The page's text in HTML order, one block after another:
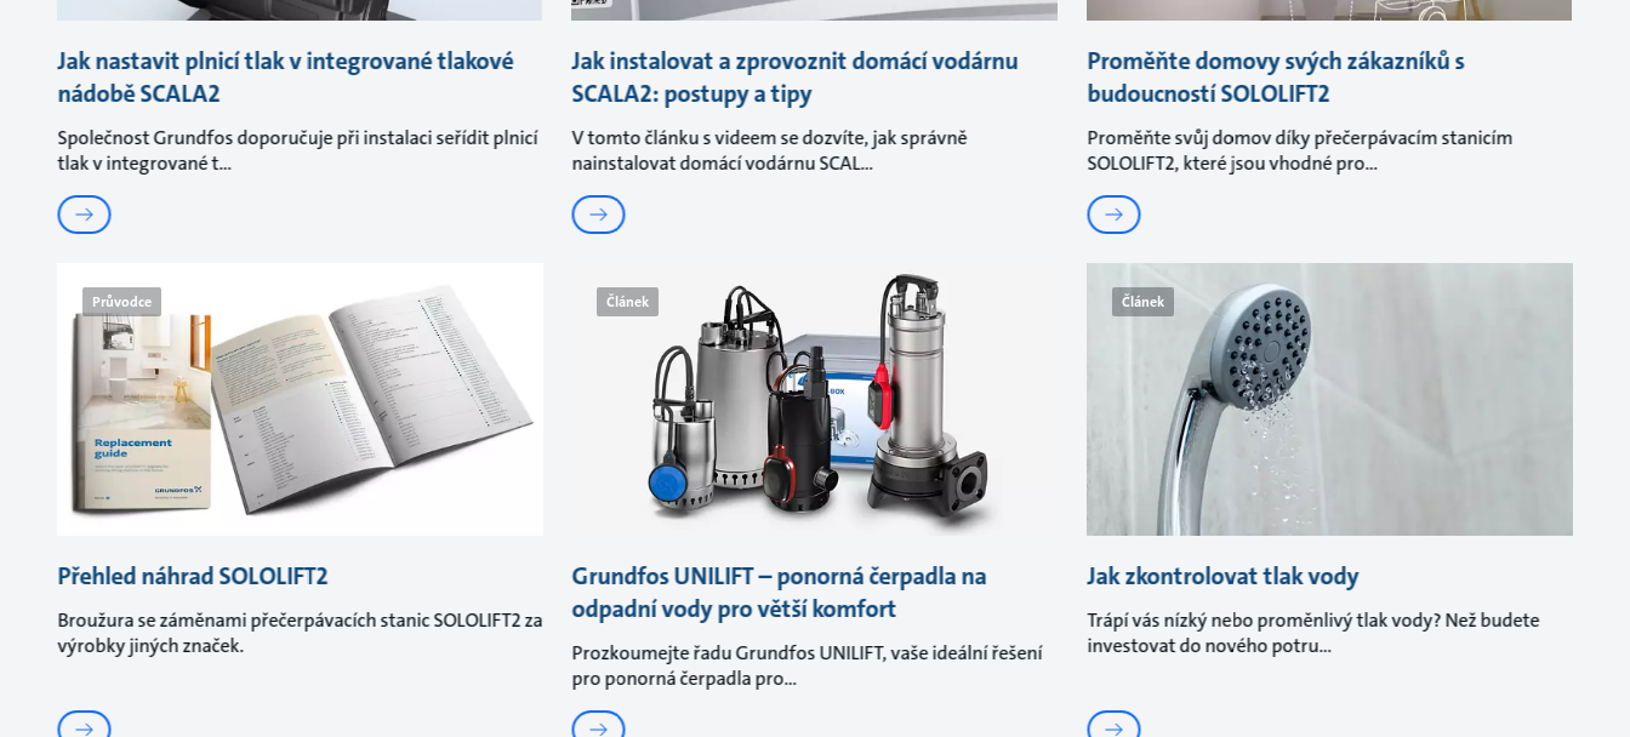
Jak nastavit plnicí tlak v integrované tlakové
nádobě SCALA2
Společnost Grundfos doporučuje při instalaci seřídit plnicí
tlak v integrované t
Jak instalovat a zprovoznit domácí vodárnu
SCALA2: postupy a tipy
V tomto článku s videem se dozvíte, jak správně
nainstalovat domácí vodárnu SCAL
Proměňte domovy svých zákazníků s
budoucností SOLOLIFT2
Proměňte svůj domov díky přečerpávacím stanicím
SOLOLIFT2, které jsou vhodné pro
Průvodce
Přehled náhrad SOLOLIFT2
Broužura se záměnami přečerpávacích stanic SOLOLIFT2 za
výrobky jiných značek.
Článek
Grundfos UNILIFT – ponorná čerpadla na
odpadní vody pro větší komfort
Prozkoumejte řadu Grundfos UNILIFT, vaše ideální řešení
pro ponorná čerpadla pro
Článek
Jak zkontrolovat tlak vody
Trápí vás nízký nebo proměnlivý tlak vody? Než budete
investovat do nového potru